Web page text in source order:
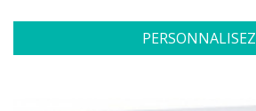
PERSONNALISEZ